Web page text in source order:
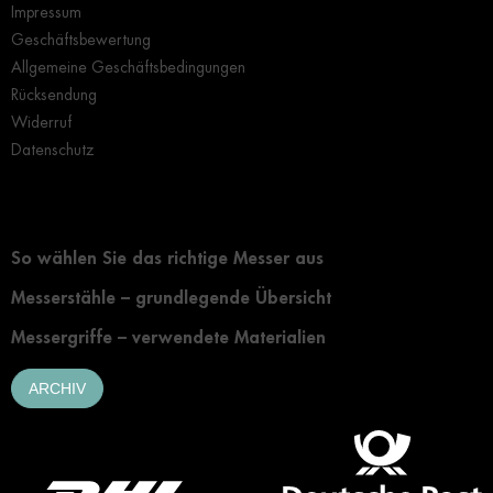
Impressum
Geschäftsbewertung
Allgemeine Geschäftsbedingungen
Rücksendung
Widerruf
Datenschutz
So wählen Sie das richtige Messer aus
Messerstähle – grundlegende Übersicht
Messergriffe – verwendete Materialien
ARCHIV